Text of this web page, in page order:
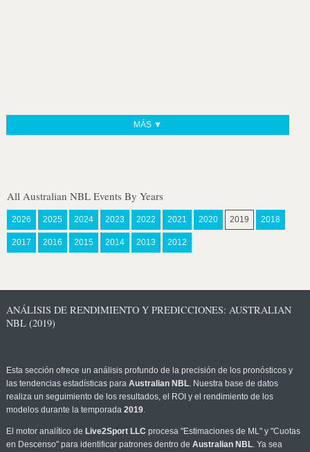
MÁS ▼
All Australian NBL Events By Years
2026 2025 2024 2023 2022 2021 2020 2019 2018
2017 2016 2015 2014 2013 2012
ANÁLISIS DE RENDIMIENTO Y PREDICCIONES: AUSTRALIAN
NBL (2019)
Esta sección ofrece un análisis profundo de la precisión de los pronósticos y
las tendencias estadísticas para Australian NBL. Nuestra base de datos
realiza un seguimiento de los resultados, el ROI y el rendimiento de los
modelos durante la temporada 2019.
El motor analítico de Live2Sport LLC procesa "Estimaciones de ML" y "Cuotas
en Descenso" para identificar patrones dentro de Australian NBL. Ya sea